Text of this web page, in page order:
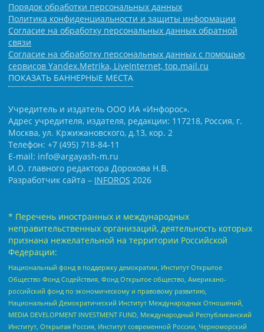
Порядок обработки персональных данных
Политика конфиденциальности и защиты информации
Согласие на обработку персональных данных обратной
связи
Согласие на обработку персональных данных с помощью
сервисов Yandex.Metrika, LiveInternet, top.mail.ru
ПОКАЗАТЬ БАННЕРНЫЕ МЕСТА
Учредитель и издатель ООО ИА «Инфорос».
Адрес учредителя, издателя, редакции: 117218, Россия, г.
Москва, ул. Кржижановского, д.13, кор. 2
Телефон: +7 (495) 718-84-11
E-mail: info@argayash-m.ru
И.О. главного редактора Дорохова Н.В.
Разработчик сайта – INFOROS 2026
* Перечень иностранных и международных
неправительственных организаций, деятельность которых
признана нежелательной на территории Российской
Федерации:
Национальный фонд в поддержку демократии, Институт Открытое
Общество Фонд Содействия, Фонд Открытое общество, Американо-
российский фонд по экономическому и правовому развитию,
Национальный Демократический Институт Международных Отношений,
MEDIA DEVELOPMENT INVESTMENT FUND, Международный Республиканский
Институт, Открытая Россия, Институт современной России, Черноморский